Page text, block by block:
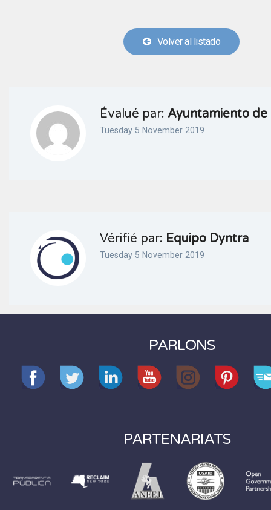
Volver al listado
Évalué par: Ayuntamiento de
Tuesday 5 November 2019
Vérifié par: Equipo Dyntra
Tuesday 5 November 2019
PARLONS
PARTENARIATS